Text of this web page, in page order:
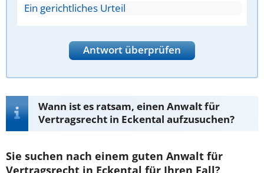
Ein gerichtliches Urteil
Antwort überprüfen
Wann ist es ratsam, einen Anwalt für
Vertragsrecht in Eckental aufzusuchen?
Sie suchen nach einem guten Anwalt für
Vertragsrecht in Eckental für Ihren Fall?